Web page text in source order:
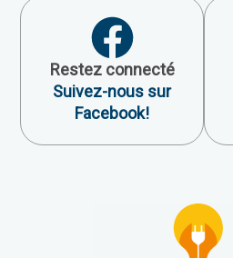
Restez connecté
Suivez-nous sur
Facebook!